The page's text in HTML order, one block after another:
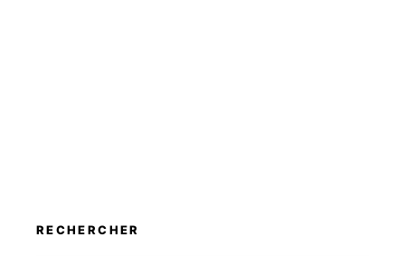
RECHERCHER